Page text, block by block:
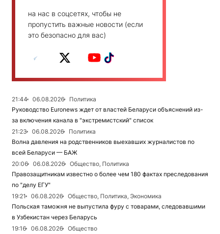
на нас в соцсетях, чтобы не
пропустить важные новости (если
это безопасно для вас)
21:44 06.08.2026
Политика
Руководство Euronews ждет от властей Беларуси объяснений из-
за включения канала в "экстремистский" список
21:23
06.08.2026
Политика
Волна давления на родственников выехавших журналистов по
всей Беларуси — БАЖ
20:06
06.08.2026
Общество, Политика
Правозащитникам известно о более чем 180 фактах преследования
по "делу ЕГУ"
19:21
06.08.2026
Общество, Политика, Экономика
Польская таможня не выпустила фуру с товарами, следовавшими
в Узбекистан через Беларусь
19:16
06.08.2026
Общество